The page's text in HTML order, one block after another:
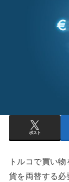
ポスト
トルコで買い
貨を両替する必